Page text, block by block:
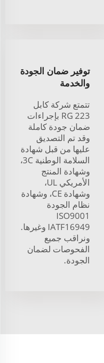
توفير ضمان الجودة
والخدمة
تتمتع شركة كابل
RG 223 بإجراءات
ضمان جودة كاملة
وقد تم التصديق
عليها من قبل شهادة
السلامة الوطنية 3C،
وشهادة المنتج
الأمريكي UL،
وشهادة CE، وشهادة
نظام الجودة
ISO9001
IATF16949 وغيرها.
ونراقب جميع
الفحوصات لضمان
الجودة.